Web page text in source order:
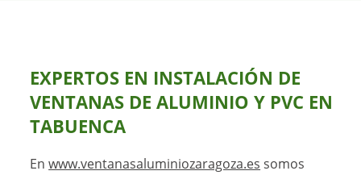
EXPERTOS EN INSTALACIÓN DE
VENTANAS DE ALUMINIO Y PVC EN
TABUENCA
Enwww.ventanasaluminiozaragoza.es somos